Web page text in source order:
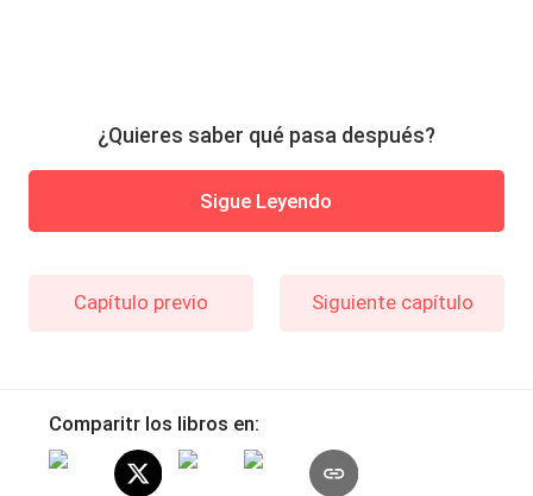
¿Quieres saber qué pasa después?
Sigue Leyendo
Capítulo previo Siguiente capítulo
Comparitr los libros en: